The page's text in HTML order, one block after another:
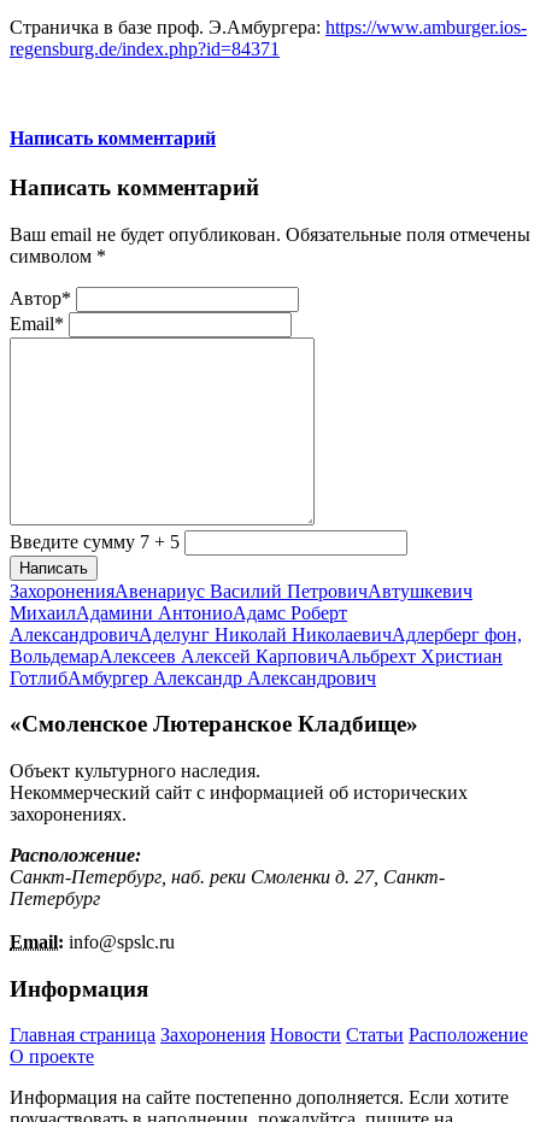
Страничка в базе проф. Э.Амбургера: https://www.amburger.ios-
regensburg.de/index.php?id=84371
Написать комментарий
Написать комментарий
Ваш email не будет опубликован. Обязательные поля отмечены
символом *
Автор*
Email*
Введите сумму 7 + 5
Написать
ЗахороненияАвенариус Василий ПетровичАвтушкевич
МихаилАдамини АнтониоАдамс Роберт
АлександровичАделунг Николай НиколаевичАдлерберг фон,
ВольдемарАлексеев Алексей КарповичАльбрехт Христиан
ГотлибАмбургер Александр Александрович
«Смоленское Лютеранское Кладбище»
Объект культурного наследия.
Некоммерческий сайт с информацией об исторических
захоронениях.
Расположение:
Санкт-Петербург, наб. реки Смоленки д. 27, Санкт-
Петербург
Email: info@spslc.ru
Информация
Главная страница Захоронения Новости Статьи Расположение
О проекте
Информация на сайте постепенно дополняется. Если хотите